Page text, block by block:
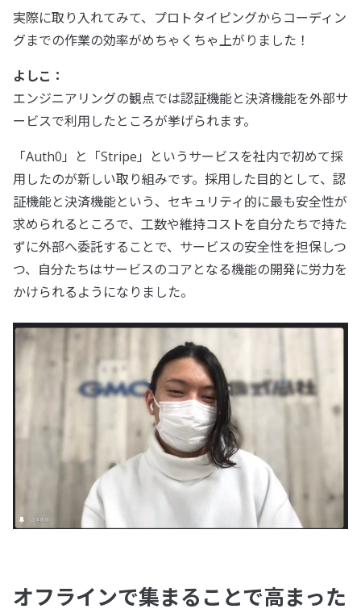
実際に取り入れてみて、プロトタイピングからコーディン
グまでの作業の効率がめちゃくちゃ上がりました！
よしこ：
エンジニアリングの観点では認証機能と決済機能を外部サ
ービスで利用したところが挙げられます。
「Auth0」と「Stripe」というサービスを社内で初めて採
用したのが新しい取り組みです。採用した目的として、認
証機能と決済機能という、セキュリティ的に最も安全性が
求められるところで、工数や維持コストを自分たちで持た
ずに外部へ委託することで、サービスの安全性を担保しつ
つ、自分たちはサービスのコアとなる機能の開発に労力を
かけられるようになりました。
オフラインで集まることで高まった